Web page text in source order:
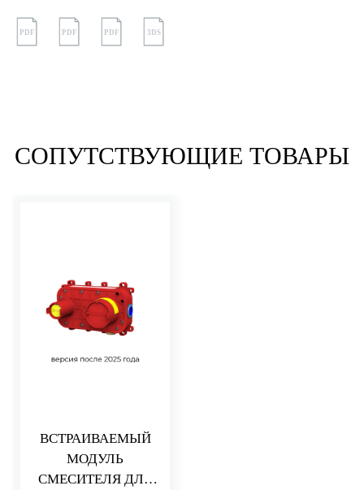
PDF PDF PDF 3DS
СОПУТСТВУЮЩИЕ ТОВАРЫ
ВСТРАИВАЕМЫЙ
МОДУЛЬ
СМЕСИТЕЛЯ ДЛЯ